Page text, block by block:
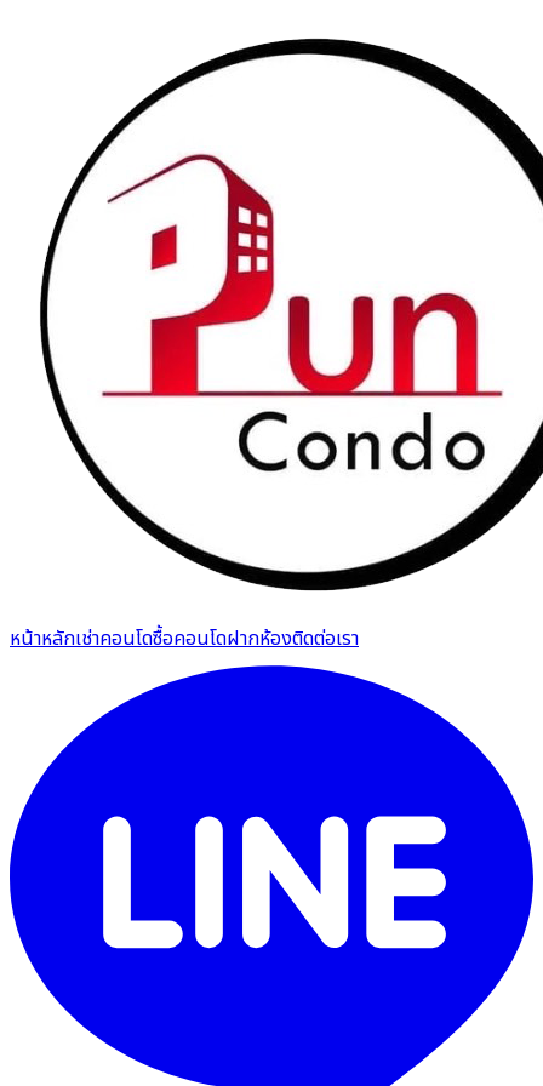
หน้าหลักเช่าคอนโดซื้อคอนโดฝากห้องติดต่อเรา